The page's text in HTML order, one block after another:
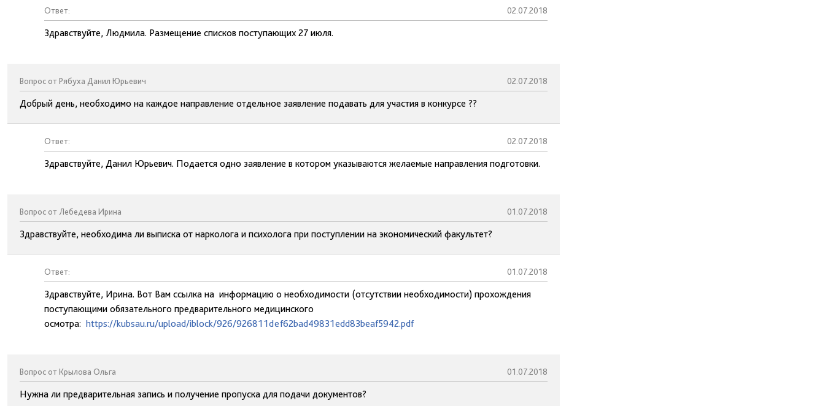
Ответ: 02.07.2018
Здравствуйте, Людмила. Размещение списков поступающих 27 июля.
Вопрос от Рябуха Данил Юрьевич 02.07.2018
Добрый день, необходимо на каждое направление отдельное заявление подавать для участия в конкурсе ??
Ответ: 02.07.2018
Здравствуйте, Данил Юрьевич. Подается одно заявление в котором указываются желаемые направления подготовки.
Вопрос от Лебедева Ирина 01.07.2018
Здравствуйте, необходима ли выписка от нарколога и психолога при поступлении на экономический факультет?
Ответ: 01.07.2018
Здравствуйте, Ирина. Вот Вам ссылка на информацию о необходимости (отсутствии необходимости) прохождения
поступающими обязательного предварительного медицинского
осмотра: https://kubsau.ru/upload/iblock/926/926811def62bad49831edd83beaf5942.pdf
Вопрос от Крылова Ольга 01.07.2018
Нужна ли предварительная запись и получение пропуска для подачи документов?